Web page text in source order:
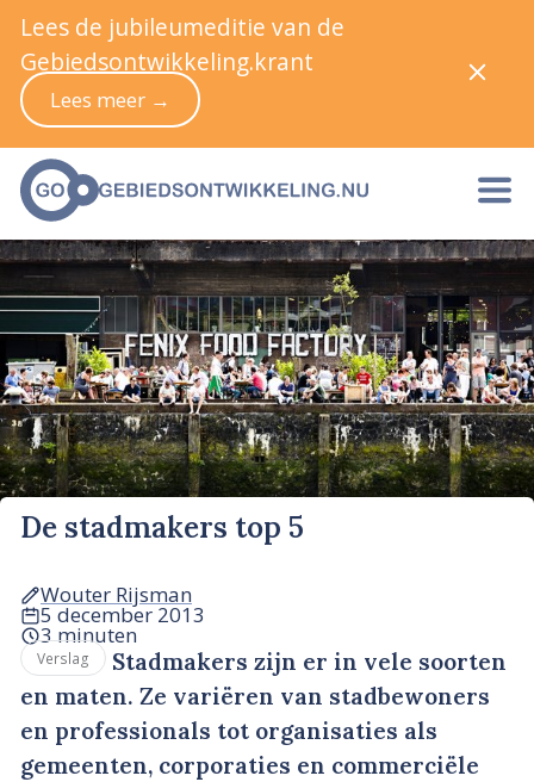
De stadmakers top 5
Wouter Rijsman
5 december 2013
3 minuten
Verslag
Stadmakers zijn er in vele soorten
en maten. Ze variëren van stadbewoners
en professionals tot organisaties als
gemeenten, corporaties en commerciële
Lees de jubileumeditie van de
Gebiedsontwikkeling.krant
Lees meer →